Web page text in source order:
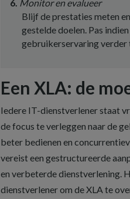
Monitor en evalueer
Blijf de prestaties meten
gestelde doelen. Pas
gebruikerservaring verder
Een XLA: de
Iedere IT-dienstverlener staat
de focus te verleggen naar de
beter bedienen en
vereist een gestructureerde
en verbeterde dienstverlening.
dienstverlener om de XLA te